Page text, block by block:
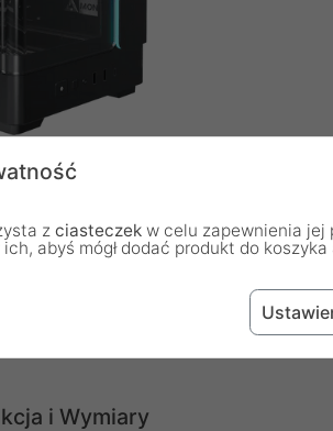
- Przestrzeń i Wydajność
stworzona z myślą o
komputera. Jej przemyślany
oraz wygodny dostęp do
i Wymiary
z ciasteczek w celu zapewnienia jej
abyś mógł dodać produkt do